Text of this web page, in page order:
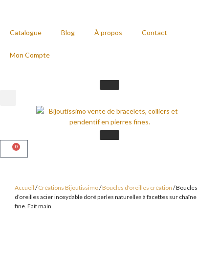
Catalogue Blog À propos Contact
Mon Compte
0
Accueil /Créations Bijoutissimo/Boucles d'oreilles création / Boucles
d’oreilles acier inoxydable doré perles naturelles à facettes sur chaîne
fine. Fait main